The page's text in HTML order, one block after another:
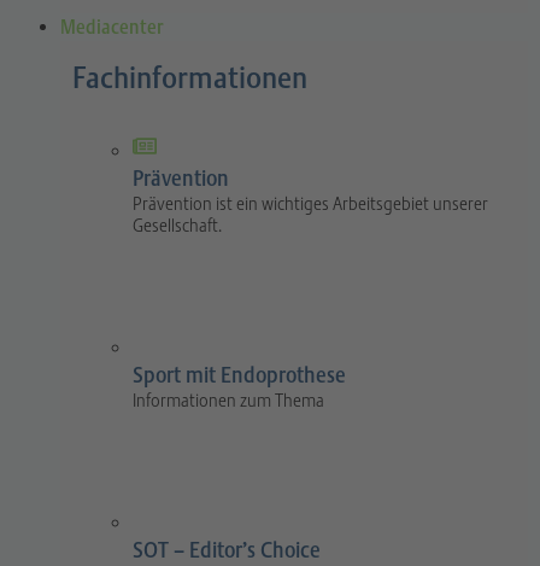
Mediacenter
Fachinformationen
Prävention
Prävention ist ein wichtiges Arbeitsgebiet unserer
Gesellschaft.
Sport mit Endoprothese
Informationen zum Thema
SOT – Editor’s Choice